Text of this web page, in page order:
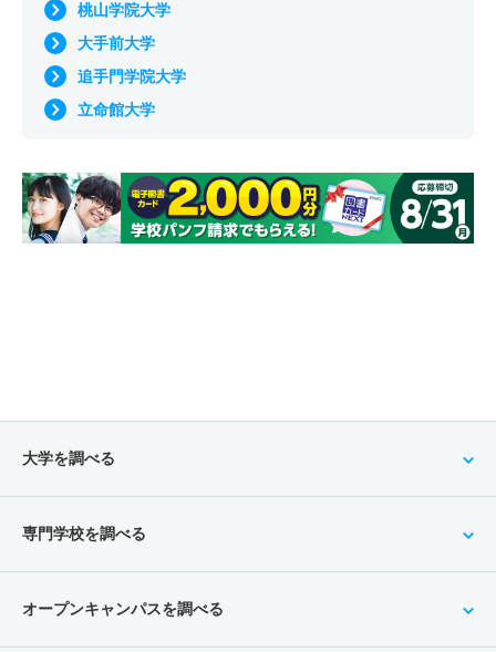
桃山学院大学
大手前大学
追手門学院大学
立命館大学
大学を調べる
専門学校を調べる
オープンキャンパスを調べる